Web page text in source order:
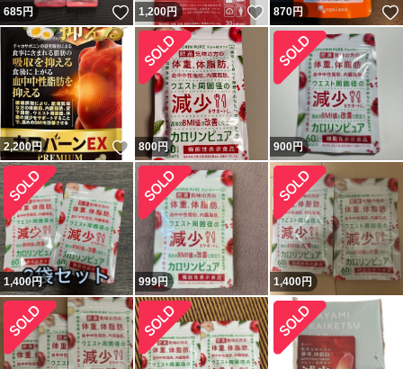
685円 いいね！
1,200円 いいね！
870円
2,200円 いいね！
800円 900円
1,400円 999円 1,400円